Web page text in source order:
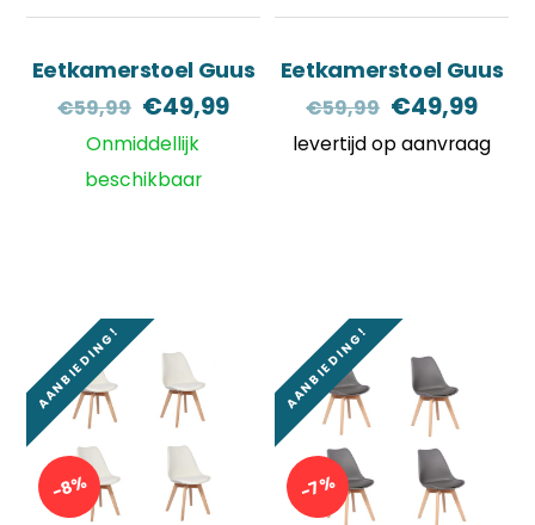
Eetkamerstoel Guus
€59,99 Oorspronkelijke
prijs
was:
€49,99Huidige
Onmiddellijk
beschikbaar
Eetkamerstoel Guus
€59,99
prijs
€49,99
prijs
levertijd op aanvraag
AANBIEDING!
-8%
AANBIEDING!
-7%